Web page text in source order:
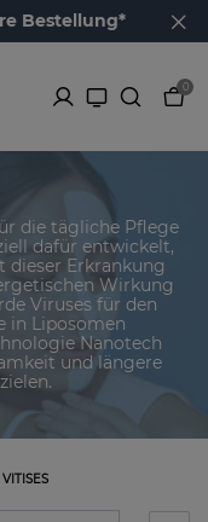
Bestellung*
0
die tägliche Pflege
dafür entwickelt,
dieser Erkrankung
Wirkung
Viruses für den
in Liposomen
Nanotech
und längere
VITISES